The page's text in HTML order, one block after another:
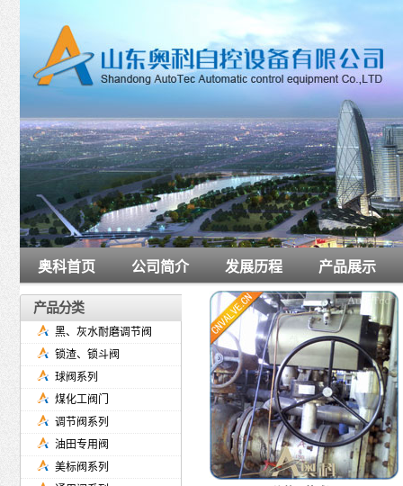
奥科首页 公司简介 发展历程 产品展示
产品分类
黑、灰水耐磨调节阀
锁渣、锁斗阀
球阀系列
煤化工阀门
调节阀系列
油田专用阀
美标阀系列